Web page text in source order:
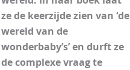
ze de keerzijde zien van ‘de
wereld van de
wonderbaby’s’ en durft ze
de complexe vraag te